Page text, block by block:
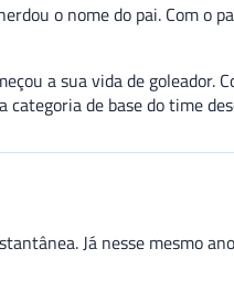
o nome do pai. Com o
a sua vida de goleador.
de base do time
Já nesse mesmo